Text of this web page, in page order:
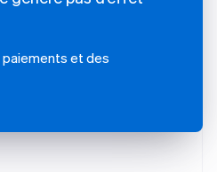
paiements et des